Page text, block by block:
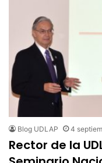
Blog UDLAP 4
Rector de la